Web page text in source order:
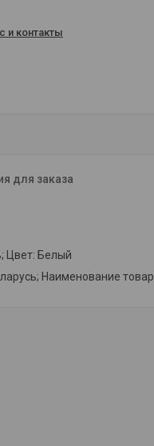
и контакты
для заказа
Цвет: Белый
Наименование